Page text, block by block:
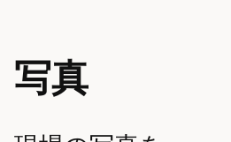
写真